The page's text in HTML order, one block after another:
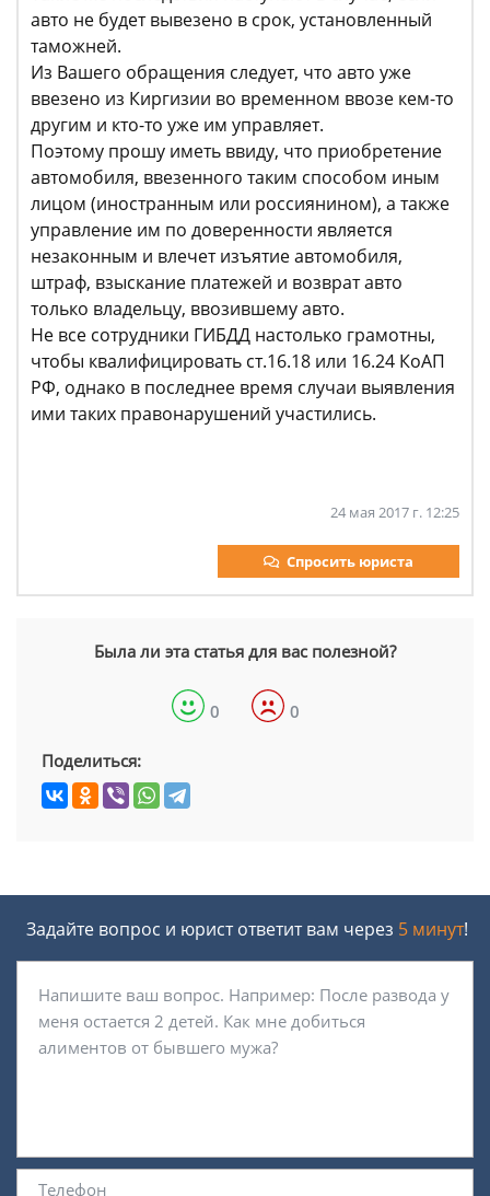
авто не будет вывезено в срок, установленный
таможней.
Из Вашего обращения следует, что авто уже
ввезено из Киргизии во временном ввозе кем-то
другим и кто-то уже им управляет.
Поэтому прошу иметь ввиду, что приобретение
автомобиля, ввезенного таким способом иным
лицом (иностранным или россиянином), а также
управление им по доверенности является
незаконным и влечет изъятие автомобиля,
штраф, взыскание платежей и возврат авто
только владельцу, ввозившему авто.
Не все сотрудники ГИБДД настолько грамотны,
чтобы квалифицировать ст.16.18 или 16.24 КоАП
РФ, однако в последнее время случаи выявления
ими таких правонарушений участились.
24 мая 2017 г. 12:25
Спросить юриста
Была ли эта статья для вас полезной?
0 0
Поделиться:
Задайте вопрос и юрист ответит вам через 5 минут!